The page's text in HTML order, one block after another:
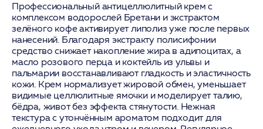
Профессиональный антицеллюлитный крем с
комплексом водорослей Бретани и экстрактом
зелёного кофе активирует липолиз уже после первых
нанесений. Благодаря экстракту полисифонии
средство снижает накопление жира в адипоцитах, а
масло розового перца и коктейль из ульвы и
пальмарии восстанавливают гладкость и эластичность
кожи. Крем нормализует жировой обмен, уменьшает
видимые целлюлитные ямочки и моделирует талию,
бёдра, живот без эффекта стянутости. Нежная
текстура с утончённым ароматом подходит для